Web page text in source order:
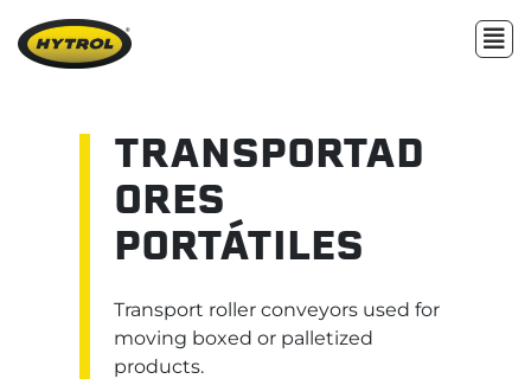
TRANSPORTAD
ORES
PORTÁTILES
Transport roller conveyors used for
moving boxed or palletized
products.